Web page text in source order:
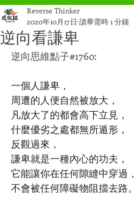
逆向看謙卑
Reverse Thinker
2020年10月17日 讀畢需時 1 分鐘
逆向思維點子#1760:
一個人謙卑，
周遭的人便自然被放大，
凡放大了的都會高下立見，
什麼優劣之處都無所遁形，
反觀過來，
謙卑就是一種內心的功夫，
它能讓你在任何隙縫中穿過，
不會被任何障礙物阻擋去路。